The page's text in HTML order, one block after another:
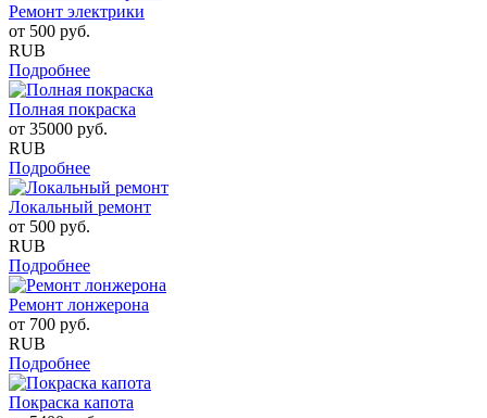
Ремонт электрики
от 500 руб.
RUB
Подробнее
Полная покраска
от 35000 руб.
RUB
Подробнее
Локальный ремонт
от 500 руб.
RUB
Подробнее
Ремонт лонжерона
от 700 руб.
RUB
Подробнее
Покраска капота